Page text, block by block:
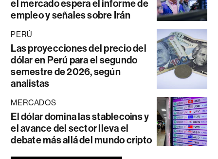
el mercado espera el informe de
empleo y señales sobre Irán
PERÚ
Las proyecciones del precio del
dólar en Perú para el segundo
semestre de 2026, según
analistas
MERCADOS
El dólar domina las stablecoins y
el avance del sector lleva el
debate más allá del mundo cripto